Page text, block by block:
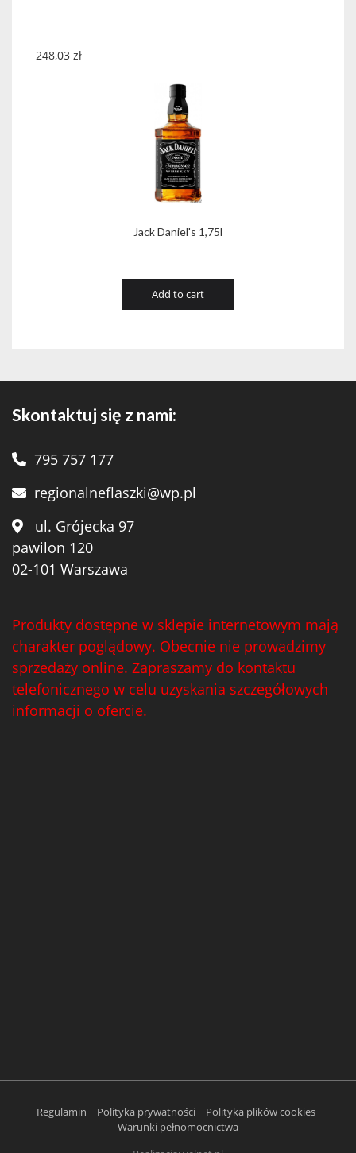
Jack Daniel's 1,75l
248,03 zł
Add to cart
Skontaktuj się z nami:
795 757 177
regionalneflaszki@wp.pl
ul. Grójecka 97
pawilon 120
02-101 Warszawa
Produkty dostępne w sklepie internetowym mają
charakter poglądowy. Obecnie nie prowadzimy
sprzedaży online. Zapraszamy do kontaktu
telefonicznego w celu uzyskania szczegółowych
informacji o ofercie.
Regulamin Polityka prywatności
Polityka plików cookies
Warunki pełnomocnictwa